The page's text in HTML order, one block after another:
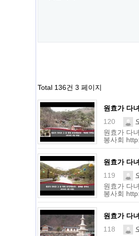
Total 136건 3 페이지
원효가 다
120
원효가 다
봉사회
원효가 다
119
원효가 다
봉사회
원효가 다
118